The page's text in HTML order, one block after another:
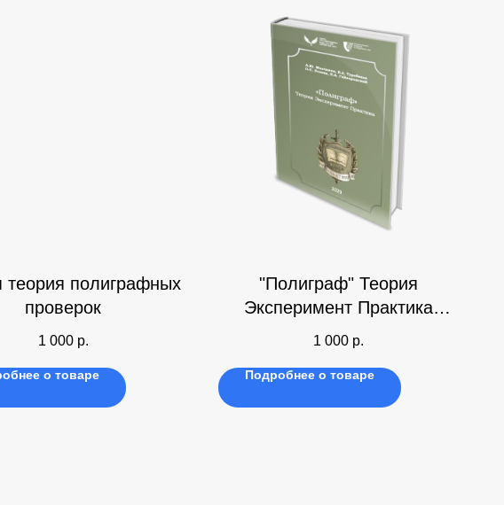
полиграфных
проверок
1 000 р.
о товаре
"Полиграф" Теория
Эксперимент Практика
(часть 1)
1 000 р.
Подробнее о товаре